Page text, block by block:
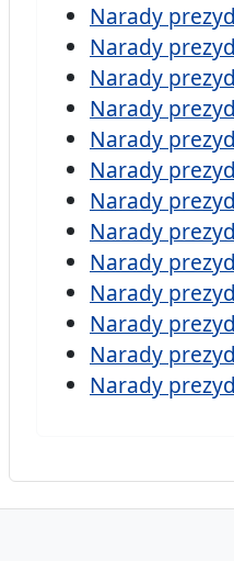
Narady
Narady
Narady
Narady
Narady
Narady
Narady
Narady
Narady
Narady
Narady
Narady
Narady